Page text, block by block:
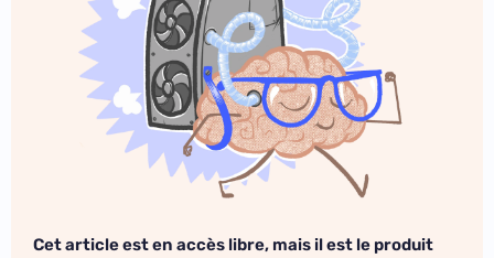
Cet article est en accès libre, mais il est le produit